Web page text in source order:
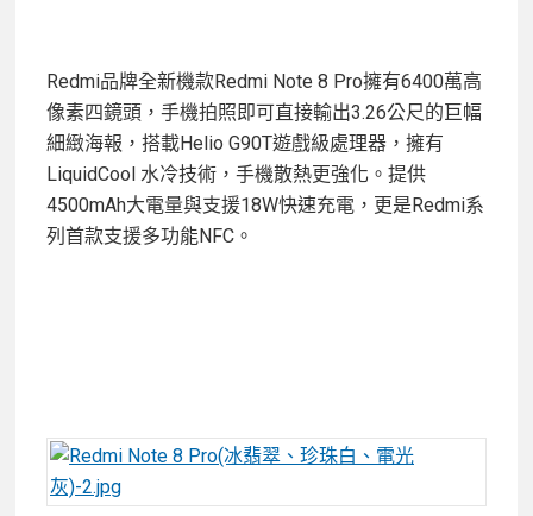
Redmi品牌全新機款Redmi Note 8 Pro擁有6400萬高
像素四鏡頭，手機拍照即可直接輸出3.26公尺的巨幅
細緻海報，搭載Helio G90T遊戲級處理器，擁有
LiquidCool 水冷技術，手機散熱更強化。提供
4500mAh大電量與支援18W快速充電，更是Redmi系
列首款支援多功能NFC。